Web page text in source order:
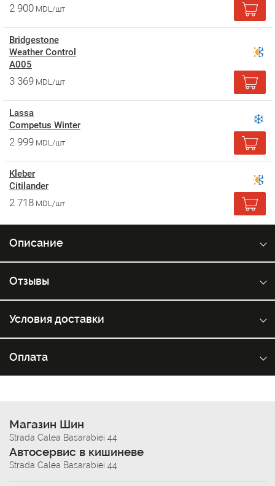
2 900 MDL/шт
Bridgestone
Weather Control
A005
3 369 MDL/шт
Lassa
Competus Winter
2 999 MDL/шт
Kleber
Citilander
2 718 MDL/шт
Описание
Отзывы
Условия доставки
Оплата
Магазин Шин
Strada Calea Basarabiei 44
Автосервис в кишиневе
Strada Calea Basarabiei 44